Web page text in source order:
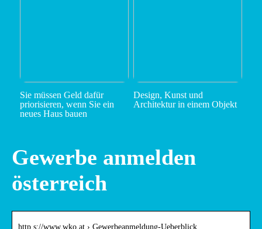
Sie müssen Geld dafür
priorisieren, wenn Sie ein
neues Haus bauen
Design, Kunst und
Architektur in einem Objekt
Gewerbe anmelden
österreich
http s://www.wko.at › Gewerbeanmeldung-Ueberblick